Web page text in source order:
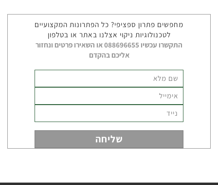
מכונות
שטיפה
מכונות
ירוקות
מחפשים פתרון ספציפי? כל הפתרונות המקצועיים
לטכנולוגיות ניקוי אצלנו באתר או בטלפון
התקשרו עכשיו 088696655 או השאירו פרטים ונחזור
אליכם בהקדם